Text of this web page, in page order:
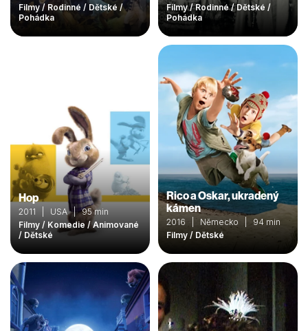
Filmy / Rodinné / Dětské /
Pohádka
Filmy / Rodinné / Dětské /
Pohádka
Hop
2011 | USA | 95 min
Filmy / Komedie / Animované
/ Dětské
Rico a Oskar, ukradený
kámen
2016 | Německo | 94 min
Filmy / Dětské